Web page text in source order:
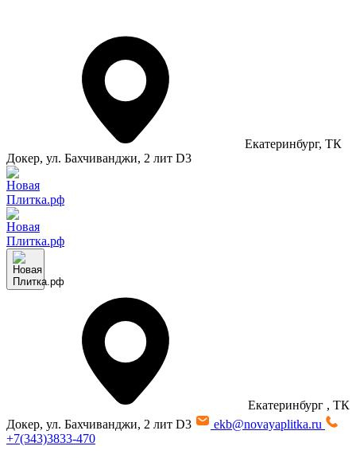
Екатеринбург, ТК
Докер, ул. Бахчиванджи, 2 лит D3
Екатеринбург , ТК
Докер, ул. Бахчиванджи, 2 лит D3
ekb@novayaplitka.ru
+7(343)3833-470